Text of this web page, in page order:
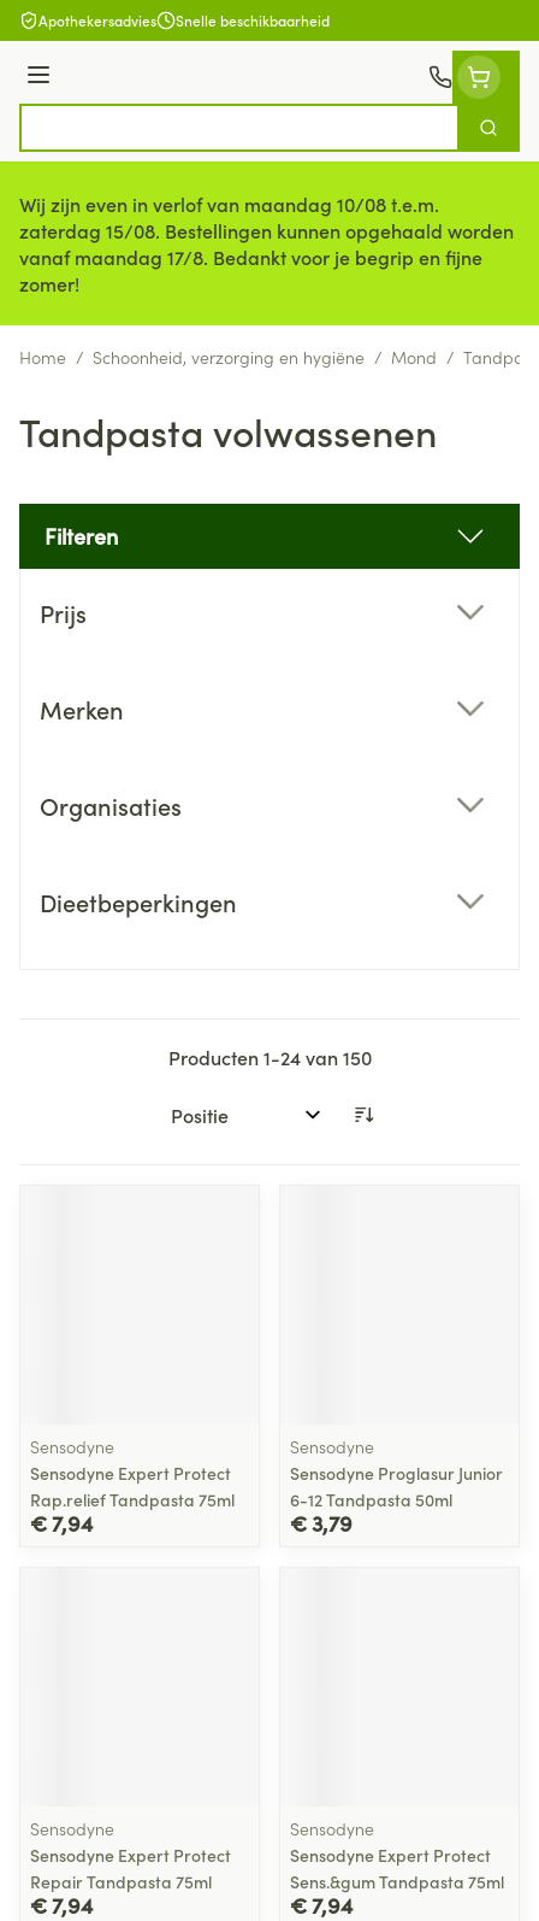
Ga naar de inhoud
Apothekersadvies Snelle beschikbaarheid
Menu
Zoek
Wij zijn even in verlof van maandag 10/08 t.e.m.
zaterdag 15/08. Bestellingen kunnen opgehaald worden
vanaf maandag 17/8. Bedankt voor je begrip en fijne
zomer!
Home / Schoonheid, verzorging en hygiëne / Mond /
Tandpasta volwassenen
Filteren
Prijs
Merken
Organisaties
Dieetbeperkingen
Producten1-24van150
Sorteer op:
Sensodyne
Sensodyne Expert Protect
Rap.relief Tandpasta 75ml
€ 7,94
Sensodyne
Sensodyne Proglasur Junior
6-12 Tandpasta 50ml
€ 3,79
Sensodyne
Sensodyne Expert Protect
Repair Tandpasta 75ml
€ 7,94
Sensodyne
Sensodyne Expert Protect
Sens.&gum Tandpasta 75ml
€ 7,94